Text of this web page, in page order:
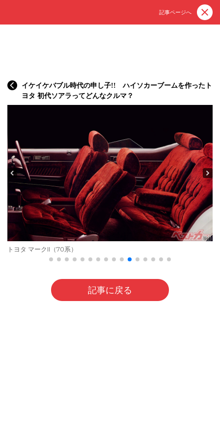
記事ページへ
イケイケバブル時代の申し子!! ハイソカーブームを作ったト
ヨタ 初代ソアラってどんなクルマ？
トヨタ マークII（70系）
記事に戻る